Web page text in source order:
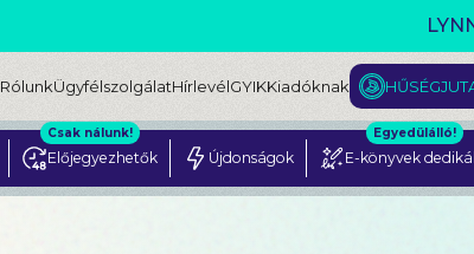
MEGJELENT! L. J.
RólunkÜgyfélszolgálatHírlevélGYIKKiadóknak
Előjegyezhetők
Csak nálunk!
Újdonságok E-könyvek
Egyedülálló!